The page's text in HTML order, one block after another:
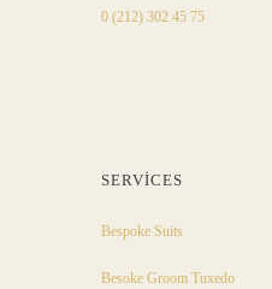
0 (212) 302 45 75
SERVICES
Bespoke Suits
Besoke Groom Tuxedo